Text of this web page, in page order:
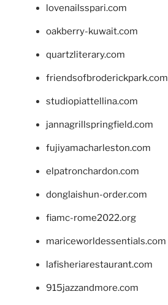
lovenailsspari.com
oakberry-kuwait.com
quartzliterary.com
friendsofbroderickpark.com
studiopiattellina.com
jannagrillspringfield.com
fujiyamacharleston.com
elpatronchardon.com
donglaishun-order.com
fiamc-rome2022.org
mariceworldessentials.com
lafisheriarestaurant.com
915jazzandmore.com